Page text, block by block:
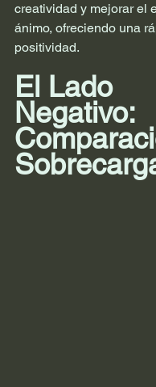
creatividad y mejorar el
ánimo, ofreciendo una
positividad.
El Lado
Negativo: